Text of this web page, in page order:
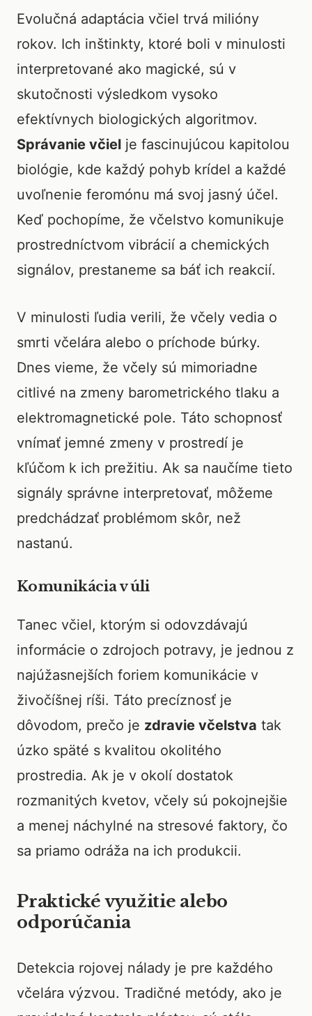
Evolučná adaptácia včiel trvá milióny
rokov. Ich inštinkty, ktoré boli v minulosti
interpretované ako magické, sú v
skutočnosti výsledkom vysoko
efektívnych biologických algoritmov.
Správanie včiel je fascinujúcou kapitolou
biológie, kde každý pohyb krídel a každé
uvoľnenie feromónu má svoj jasný účel.
Keď pochopíme, že včelstvo komunikuje
prostredníctvom vibrácií a chemických
signálov, prestaneme sa báť ich reakcií.
V minulosti ľudia verili, že včely vedia o
smrti včelára alebo o príchode búrky.
Dnes vieme, že včely sú mimoriadne
citlivé na zmeny barometrického tlaku a
elektromagnetické pole. Táto schopnosť
vnímať jemné zmeny v prostredí je
kľúčom k ich prežitiu. Ak sa naučíme tieto
signály správne interpretovať, môžeme
predchádzať problémom skôr, než
nastanú.
Komunikácia v úli
Tanec včiel, ktorým si odovzdávajú
informácie o zdrojoch potravy, je jednou z
najúžasnejších foriem komunikácie v
živočíšnej ríši. Táto precíznosť je
dôvodom, prečo je zdravie včelstva tak
úzko späté s kvalitou okolitého
prostredia. Ak je v okolí dostatok
rozmanitých kvetov, včely sú pokojnejšie
a menej náchylné na stresové faktory, čo
sa priamo odráža na ich produkcii.
Praktické využitie alebo
odporúčania
Detekcia rojovej nálady je pre každého
včelára výzvou. Tradičné metódy, ako je